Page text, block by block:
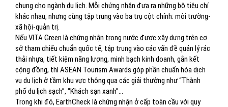
chung cho ngành du lịch. Mỗi chứng nhận đưa ra những bộ tiêu chí
khác nhau, nhưng cùng tập trung vào ba trụ cột chính: môi trường-
xã hội-quản trị.
Nếu VITA Green là chứng nhận trong nước được xây dựng trên cơ
sở tham chiếu chuẩn quốc tế, tập trung vào các vấn đề quản lý rác
thải nhựa, tiết kiệm năng lượng, minh bạch kinh doanh, gắn kết
cộng đồng, thì ASEAN Tourism Awards góp phần chuẩn hóa dịch
vụ du lịch ở tầm khu vực thông qua các giải thưởng như “Thành
phố du lịch sạch”, “Khách sạn xanh”…
Trong khi đó, EarthCheck là chứng nhận ở cấp toàn cầu với quy